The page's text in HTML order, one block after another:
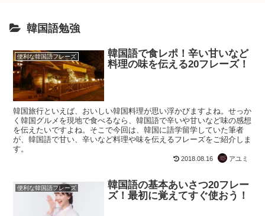
韓国語勉強
便利な韓国語フレーズ
韓国語で食レポ！辛い甘いなど
料理の味を伝える20フレーズ！
韓国旅行といえば、おいしい韓国料理が思い浮かびますよね。せっか
く韓国グルメを現地で食べるなら、韓国語で辛いや甘いなど味の感想
を伝えたいですよね。そこで今回は、韓国に語学留学していた筆者
が、韓国語で甘い、辛いなど料理や味を伝えるフレーズをご紹介しま
す。
2018.08.16 アユミ
便利な韓国語フレーズ
韓国語の基本あいさつ20フレー
ズ！最初に覚えてすぐ使おう！